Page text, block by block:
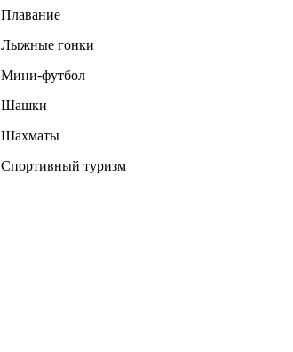
Плавание
Лыжные гонки
Мини-футбол
Шашки
Шахматы
Спортивный туризм